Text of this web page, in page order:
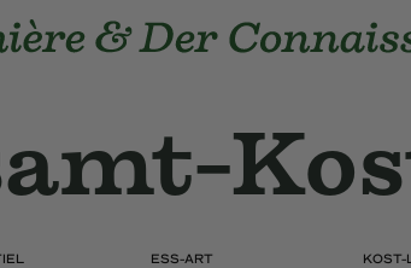
und Der Connaisseur
Kost
ESS-ART KOST-